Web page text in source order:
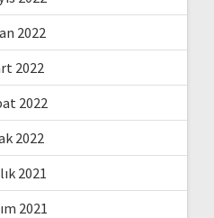
2022
2022
2022
2022
2021
2021